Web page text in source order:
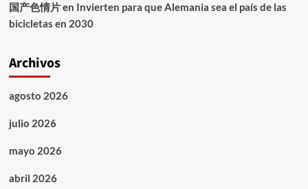
国产色情片en Invierten para que Alemania sea el país de las
bicicletas en 2030
Archivos
agosto 2026
julio 2026
mayo 2026
abril 2026